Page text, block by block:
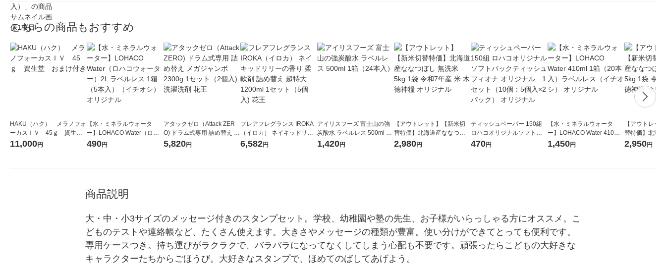
こちらの商品もおすすめ
HAKU（ハク） メラノフォ
ーカスＩＶ 45ｇ 資生
堂 おまけ付き
11,000円
【水・ミネラルウォータ
ー】LOHACO Water（ロハ
コウォーター）2L ラベルレ
490円
アタックゼロ（Attack ZER
O) ドラム式専用 詰め替え メ
ガジャンボ 2300g 1セット
5,820円
フレアフレグランス IROKA
（イロカ） ネイキッドリリ
ーの香り 柔軟剤 詰め替え 超
6,582円
アイリスフーズ 富士山の強
炭酸水 ラベルレス 500ml 1
箱（24本入）
1,420円
【アウトレット】【新米切
替特価】北海道産ななつぼ
し 無洗米 5kg 1袋 令和7年産
2,980円
ティッシュペーパー 150組
ロハコオリジナルソフトパ
ックティッシュ フィオナ オ
470円
【水・ミネラルウォータ
ー】LOHACO Water 410ml
1箱（20本入）ラベルレス
1,450円
【アウトレッ
替特価】北海
し 精白米 5kg
2,950円
商品説明
大・中・小3サイズのメッセージ付きのスタンプセット。学校、幼稚園や塾の先生、お子様がいらっしゃる方にオススメ。こ
どものテストや連絡帳など、たくさん使えます。大きさやメッセージの種類が豊富。使い分けができてとっても便利です。
専用ケースつき。持ち運びがラクラクで、バラバラになってなくしてしまう心配も不要です。頑張ったらこどもの大好きな
キャラクターたちからごほうび。大好きなスタンプで、ほめてのばしてあげよう。